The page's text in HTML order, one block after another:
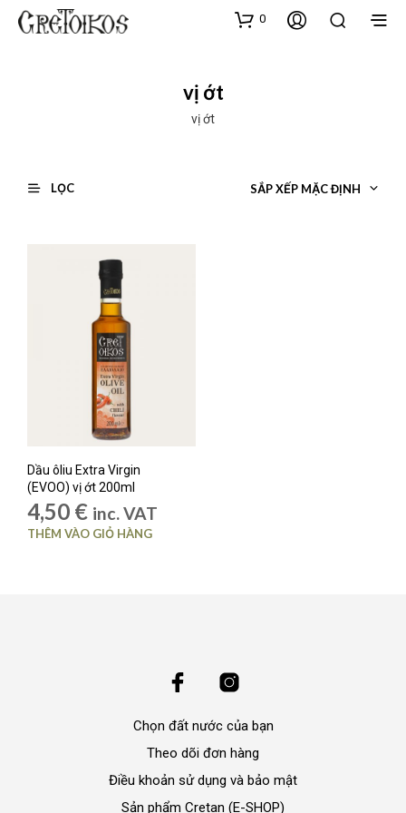
0
vị ớt
vị ớt
LỌC SẮP XẾP MẶC ĐỊNH
Dầu ôliu Extra Virgin
(EVOO) vị ớt 200ml
4,50 € inc. VAT
THÊM VÀO GIỎ HÀNG
Chọn đất nước của bạn
Theo dõi đơn hàng
Điều khoản sử dụng và bảo mật
Sản phẩm Cretan (E-SHOP)